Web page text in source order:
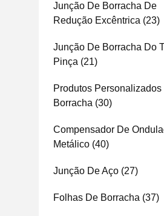
Junção De Borracha De
Redução Excêntrica (23)
Junção De Borracha Do
Pinça (21)
Produtos Personalizados
Borracha (30)
Compensador De
Metálico (40)
Junção De Aço (27)
Folhas De Borracha (37)